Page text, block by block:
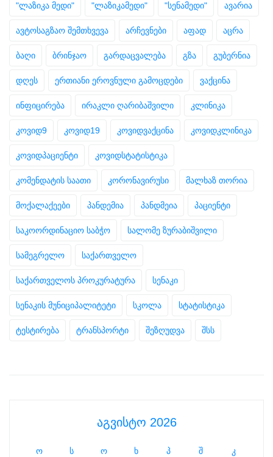
"ლაზიკა მედი" "ლაზიკამედი" "სენამედი" ავარია
ავტოსაგზაო შემთხვევა არჩევნები აფად აცრა
ბაღი ბრინჯაო გარდაცვალება გზა გუბერნია
დღეს ერთიანი ეროვნული გამოცდები ვაქცინა
ინფიცირება ირაკლი ღარიბაშვილი კლინიკა
კოვიდ9 კოვიდ19 კოვიდვაქცინა კოვიდკლინიკა
კოვიდპაციენტი კოვიდსტატისტიკა
კომენდატის საათი კორონავირუსი მალხაზ თორია
მოქალაქეები პანდემია პანდმეია პაციენტი
საკოორდინაციო საბჭო სალომე ზურაბიშვილი
სამეგრელო საქართველო
საქართველოს პროკურატურა სენაკი
სენაკის მუნიციპალიტეტი სკოლა სტატისტიკა
ტესტირება ტრანსპორტი შეზღუდვა შსს
აგვისტო 2026
ო ს ო ხ პ შ კ